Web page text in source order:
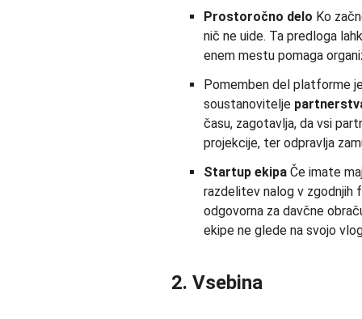
Prostoročno delo Ko
nič ne uide. Ta predloga
enem mestu pomaga
Pomemben del platforme
soustanovitelje
času, zagotavlja, da vsi
projekcije, ter odpravlja
Startup ekipa Če imate
razdelitev nalog v zgodnjih
odgovorna za davčne
ekipe ne glede na svojo
2. Vsebina